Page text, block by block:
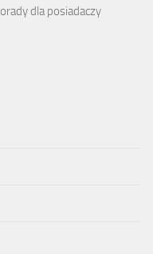
dla posiadaczy